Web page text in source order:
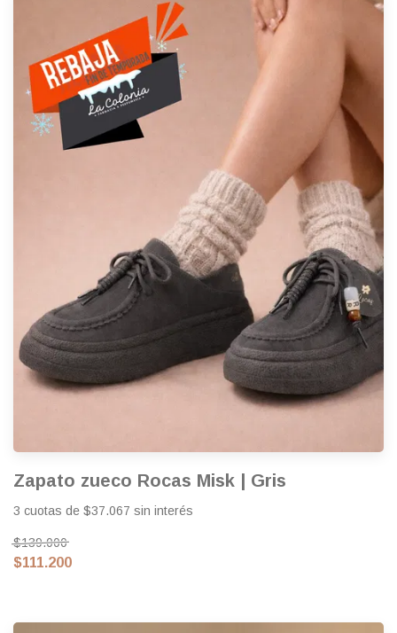
Zapato zueco Rocas Misk | Gris
3 cuotas de $37.067 sin interés
$139.000
$111.200